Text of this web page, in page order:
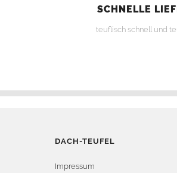
SCHNELLE
teuflisch schnell und
DACH-TEUFEL
Impressum